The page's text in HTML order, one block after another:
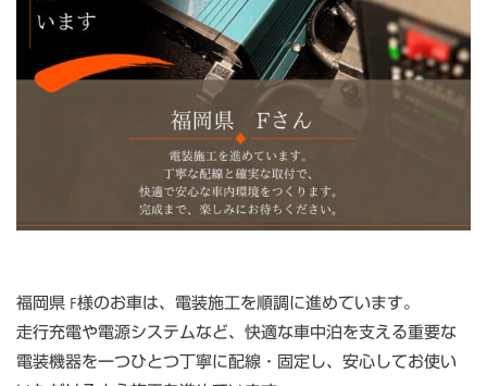
福岡県 F様のお車は、電装施工を順調に進めています。
走行充電や電源システムなど、快適な車中泊を支える重要な
電装機器を一つひとつ丁寧に配線・固定し、安心してお使い